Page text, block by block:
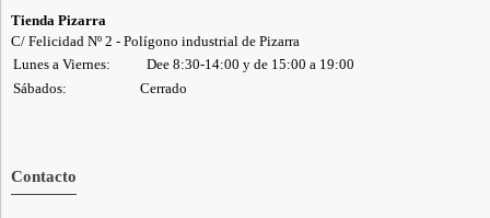
Tienda Pizarra
C/ Felicidad Nº 2 - Polígono industrial de Pizarra
Lunes a Viernes:
Dee 8:30-14:00 y de 15:00 a 19:00
Sábados:
Cerrado
Contacto